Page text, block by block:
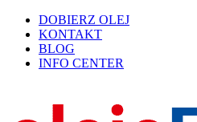
DOBIERZ OLEJ
KONTAKT
BLOG
INFO CENTER